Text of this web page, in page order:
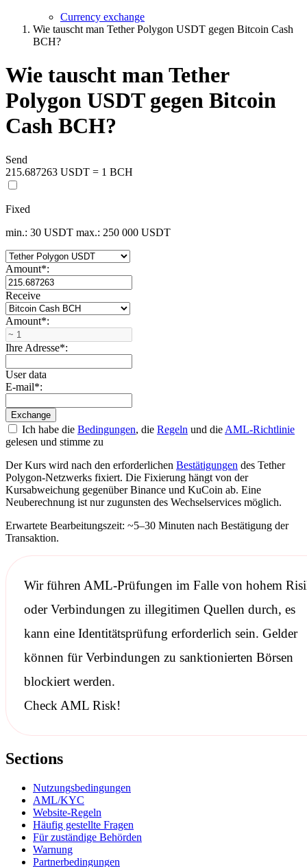
Currency exchange
Wie tauscht man Tether Polygon USDT gegen Bitcoin Cash
BCH?
Wie tauscht man Tether
Polygon USDT gegen Bitcoin
Cash BCH?
Send
215.687263 USDT = 1 BCH
Fixed
min.: 30 USDT max.: 250 000 USDT
Amount*:
Receive
Amount*:
Ihre Adresse*:
User data
E-mail*:
Ich habe die Bedingungen, die Regeln und die AML-Richtlinie
gelesen und stimme zu
Der Kurs wird nach den erforderlichen Bestätigungen des Tether
Polygon-Netzwerks fixiert. Die Fixierung hängt von der
Kursabweichung gegenüber Binance und KuCoin ab. Eine
Neuberechnung ist nur zugunsten des Wechselservices möglich.
Erwartete Bearbeitungszeit: ~5–30 Minuten nach Bestätigung der
Transaktion.
Wir führenAML-Prüfungenim Falle von hohem
oder Verbindungen zu illegitimen Quellen durch, es
kann eine Identitätsprüfung erforderlich sein. Gelder
können für Verbindungen zu sanktioniertenBörsen
blockiert werden.
Check AML Risk!
Sections
Nutzungsbedingungen
AML/KYC
Website-Regeln
Häufig gestellte Fragen
Für zuständige Behörden
Warnung
Partnerbedingungen